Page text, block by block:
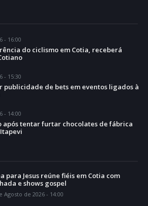
- 16:00
do ciclismo em Cotia, receberá
- 15:30
de bets em eventos ligados à
- 14:00
após tentar furtar chocolates de fábrica
para Jesus reúne fiéis em Cotia com
e shows gospel
Agosto de 2026 - 14:00